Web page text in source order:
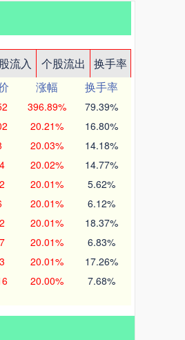
流入 个股流出
换手率
涨幅
换手率
396.89% 79.39%
20.21% 16.80%
20.03% 14.18%
20.02% 14.77%
20.01% 5.62%
20.01% 6.12%
20.01% 18.37%
20.01% 6.83%
20.01% 17.26%
20.00% 7.68%